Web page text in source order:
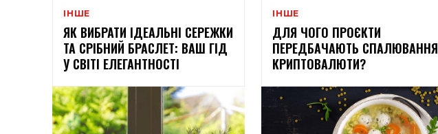
ІНШЕ
ЯК ВИБРАТИ ІДЕАЛЬНІ СЕРЕЖКИ
ТА СРІБНИЙ БРАСЛЕТ: ВАШ ГІД
У СВІТІ ЕЛЕГАНТНОСТІ
ІНШЕ
ДЛЯ ЧОГО ПРОЄКТИ
ПЕРЕДБАЧАЮТЬ СПАЛЮВАННЯ
КРИПТОВАЛЮТИ?